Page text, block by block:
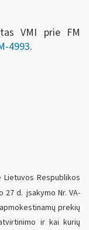
VMI prie FM
4993.
Respublikos
d. įsakymo Nr. VA-
prekių
ir kai kurių